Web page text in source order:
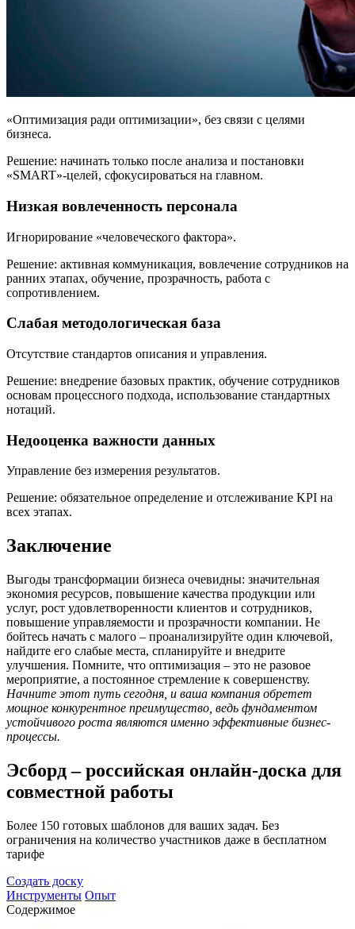
«Оптимизация ради оптимизации», без связи с целями
бизнеса.
Решение: начинать только после анализа и постановки
«SMART»-целей, сфокусироваться на главном.
Низкая вовлеченность персонала
Игнорирование «человеческого фактора».
Решение: активная коммуникация, вовлечение сотрудников на
ранних этапах, обучение, прозрачность, работа с
сопротивлением.
Слабая методологическая база
Отсутствие стандартов описания и управления.
Решение: внедрение базовых практик, обучение сотрудников
основам процессного подхода, использование стандартных
нотаций.
Недооценка важности данных
Управление без измерения результатов.
Решение: обязательное определение и отслеживание KPI на
всех этапах.
Заключение
Выгоды трансформации бизнеса очевидны: значительная
экономия ресурсов, повышение качества продукции или
услуг, рост удовлетворенности клиентов и сотрудников,
повышение управляемости и прозрачности компании. Не
бойтесь начать с малого – проанализируйте один ключевой,
найдите его слабые места, спланируйте и внедрите
улучшения. Помните, что оптимизация – это не разовое
мероприятие, а постоянное стремление к совершенству.
Начните этот путь сегодня, и ваша компания обретет
мощное конкурентное преимущество, ведь фундаментом
устойчивого роста являются именно эффективные бизнес-
процессы.
Эсборд – российская онлайн-доска для
совместной работы
Более 150 готовых шаблонов для ваших задач. Без
ограничения на количество участников даже в бесплатном
тарифе
Создать доску
Инструменты Опыт
Содержимое